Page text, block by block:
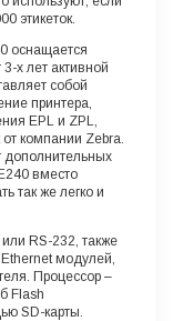
этикеток.
оснащается
х лет активной
собой
принтера,
EPL и ZPL,
компании Zebra.
дополнительных
вместо
так же легко и
RS-232, также
модулей,
Процессор –
Flash
SD-карты.